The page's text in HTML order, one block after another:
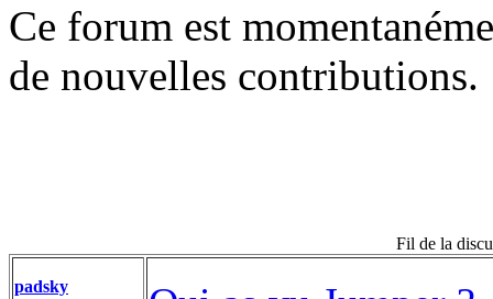
Ce forum est
de nouvelles contributions.
Fil de la
padsky